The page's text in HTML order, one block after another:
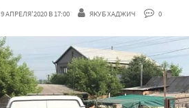
9 АПРЕЛЯ'2020 В 17:00 ЯКУБ ХАДЖИЧ 0